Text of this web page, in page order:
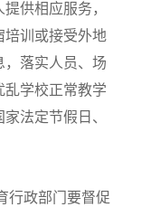
供相应服务，
培训或接受外地
，落实人员、场
乱学校正常教学
法定节假日、
行政部门要督促